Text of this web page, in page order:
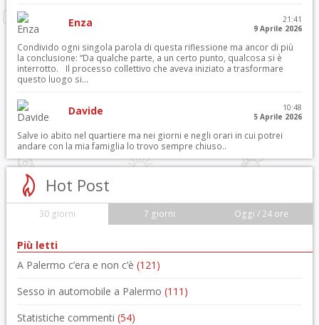
Enza
21:41
9 Aprile 2026
Condivido ogni singola parola di questa riflessione ma ancor di più
la conclusione: “Da qualche parte, a un certo punto, qualcosa si è
interrotto. Il processo collettivo che aveva iniziato a trasformare
questo luogo si...
Davide
10:48
5 Aprile 2026
Salve io abito nel quartiere ma nei giorni e negli orari in cui potrei
andare con la mia famiglia lo trovo sempre chiuso..
Hot Post
30 giorni 7 giorni Oggi / 24 ore
Più letti
A Palermo c’era e non c’è (121)
Sesso in automobile a Palermo (111)
Statistiche commenti (54)